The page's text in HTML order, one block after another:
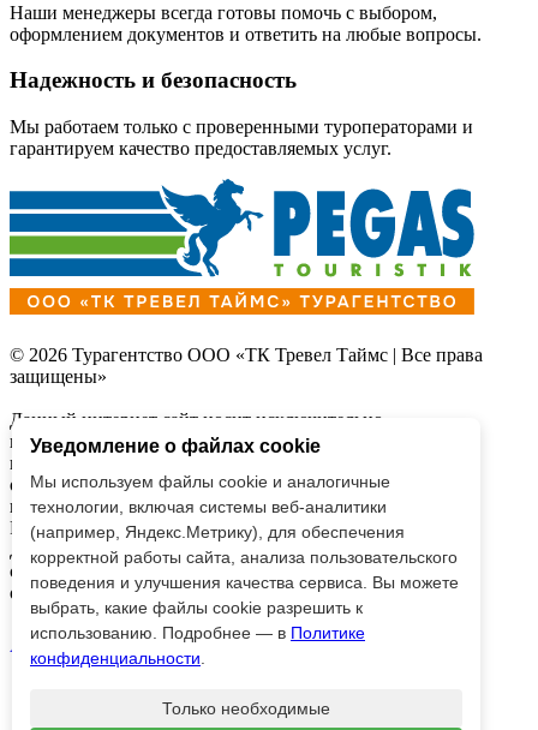
Наши менеджеры всегда готовы помочь с выбором,
оформлением документов и ответить на любые вопросы.
Надежность и безопасность
Мы работаем только с проверенными туроператорами и
гарантируем качество предоставляемых услуг.
© 2026 Турагентство ООО «ТК Тревел Таймс | Все права
защищены»
Данный интернет сайт носит исключительно
информационный характер и
вся информация на нем не является публичной офертой,
определяемой
положениями Статьи 437 (2) Гражданского кодекса
Российской Федерации.
Для получения подробной информации о наличии и
стоимости, пожалуйста,
обращайтесь к менеджерам по продажам.
AppStore Google Play
Уведомление о файлах cookie
Мы используем файлы cookie и аналогичные
технологии, включая системы веб-аналитики
(например, Яндекс.Метрику), для обеспечения
корректной работы сайта, анализа пользовательского
поведения и улучшения качества сервиса. Вы можете
выбрать, какие файлы cookie разрешить к
использованию. Подробнее — в Политике
конфиденциальности
Только необходимые